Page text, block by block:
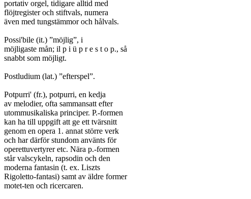
portativ orgel, tidigare alltid med
flöjtregister och stiftvals, numera
även med tungstämmor och hålvals.
Possi'bile (it.) ”möjlig”, i
möjligaste mån; il p i ü p r e s t o p., så
snabbt som möjligt.
Postludium (lat.) ”efterspel”.
Potpurri' (fr.), potpurri, en kedja
av melodier, ofta sammansatt efter
utommusikaliska principer. P.-formen
kan ha till uppgift att ge ett tvärsnitt
genom en opera 1. annat större verk
och har därför stundom använts för
operettuvertyrer etc. Nära p.-formen
står valscykeln, rapsodin och den
moderna fantasin (t. ex. Liszts
Rigoletto-fantasi) samt av äldre former
motet-ten och ricercaren.